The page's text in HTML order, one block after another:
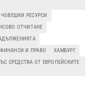
ЧОВЕШКИ РЕСУРСИ
ОТЧИТАНЕ
ФИНАНСИ И ПРАВО
ХАМБУРГ
СРЕДСТВА ОТ ЕВРОПЕЙСКИТЕ